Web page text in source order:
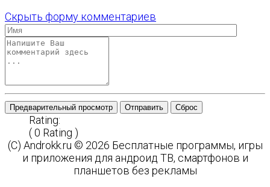
Скрыть форму комментариев
Предварительный просмотр Отправить Сброс
Rating:
( 0 Rating )
(C) Androkk.ru © 2026 Бесплатные программы, игры
и приложения для андроид ТВ, смартфонов и
планшетов без рекламы